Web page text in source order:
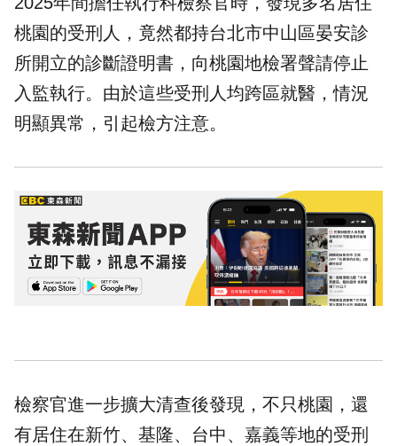
桃園的受刑人，竟然都持台北市中山區晏安診
所開立的診斷證明書，向桃園地檢署聲請停止
入監執行。由於這些受刑人均跨區就醫，情況
明顯異常，引起檢方注意。
檢察官進一步擴大清查後發現，不只桃園，還
有居住在新竹、基隆、台中、嘉義等地的受刑